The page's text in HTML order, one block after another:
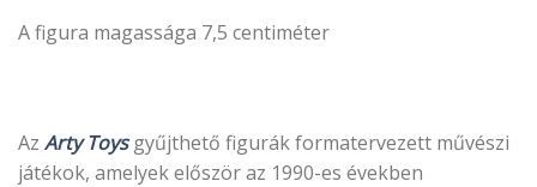
A figura magassága 7,5 centiméter
Az Arty Toysgyűjthető figurák formatervezett művészi
játékok, amelyek először az 1990-es években